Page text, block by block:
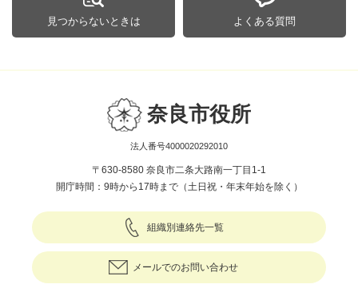
見つからないときは よくある質問
奈良市役所
法人番号4000020292010
〒630-8580 奈良市二条大路南一丁目1-1
開庁時間：9時から17時まで（土日祝・年末年始を除く）
組織別連絡先一覧
メールでのお問い合わせ